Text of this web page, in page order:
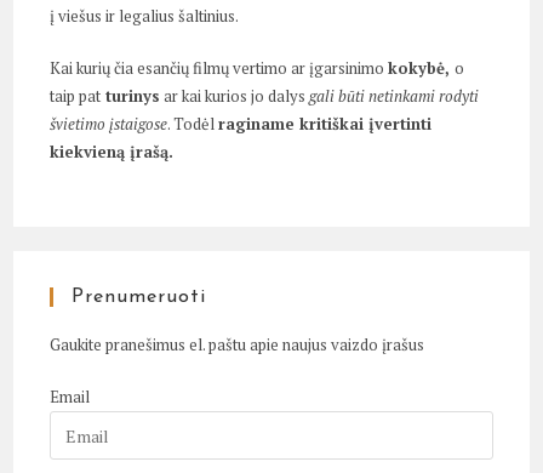
į viešus ir legalius šaltinius.
Kai kurių čia esančių filmų vertimo ar įgarsinimokokybė,o
taip pat turinys ar kai kurios jo dalysgali būti netinkami rodyti
švietimo įstaigose. Todėlraginame kritiškai įvertinti
kiekvieną įrašą.
Prenumeruoti
Gaukite pranešimus el. paštu apie naujus vaizdo įrašus
Email